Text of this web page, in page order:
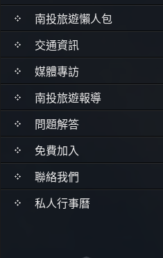
南投旅遊懶人包
交通資訊
媒體專訪
南投旅遊報導
問題解答
免費加入
聯絡我們
私人行事曆